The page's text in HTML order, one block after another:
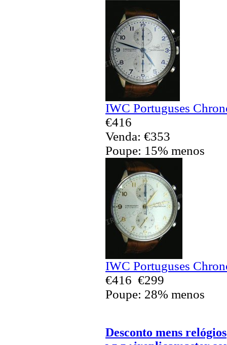
IWC Portuguses
€416
Venda: €353
Poupe: 15% menos
IWC Portuguses
€416 €299
Poupe: 28% menos
Desconto mens relógios